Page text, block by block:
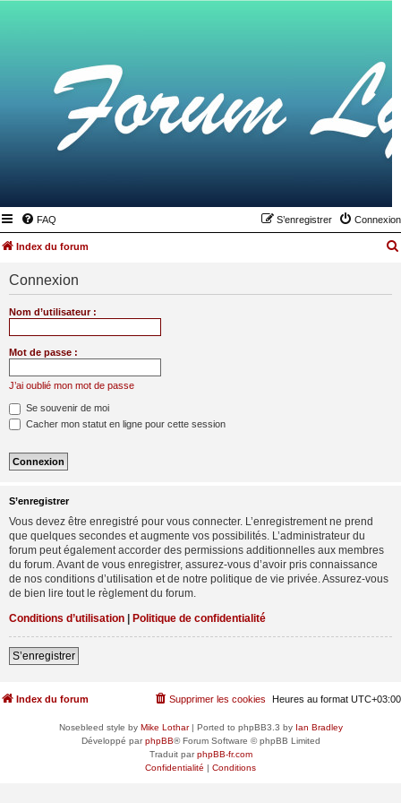
FAQ Connexion
S’enregistrer
Index du forum
Connexion
Nom d’utilisateur :
Mot de passe :
J’ai oublié mon mot de passe
Se souvenir de moi
Cacher mon statut en ligne pour cette session
S’enregistrer
Vous devez être enregistré pour vous connecter. L’enregistrement ne prend
que quelques secondes et augmente vos possibilités. L’administrateur du
forum peut également accorder des permissions additionnelles aux membres
du forum. Avant de vous enregistrer, assurez-vous d’avoir pris connaissance
de nos conditions d’utilisation et de notre politique de vie privée. Assurez-vous
de bien lire tout le règlement du forum.
Conditions d’utilisation | Politique de confidentialité
S’enregistrer
Index du forum Heures au format UTC+03:00
Supprimer les cookies
Nosebleed style by Mike Lothar| Ported to phpBB3.3 by Ian Bradley
Développé parphpBB® Forum Software © phpBB Limited
Traduit parphpBB-fr.com
Confidentialité | Conditions